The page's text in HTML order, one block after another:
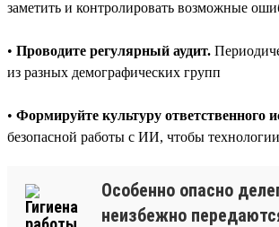
заметить и контролировать возможные
• Проводите регулярный аудит.
из разных демографических групп
• Формируйте культуру ответственного
безопасной работы с ИИ, чтобы
Особенно опасно
неизбежно